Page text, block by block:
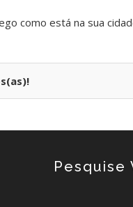
como está na sua
Pesquise